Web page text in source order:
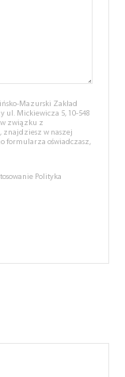
Mazurski Zakład
ul. Mickiewicza 5, 10-548
w związku z
znajdziesz w naszej
formularza oświadczasz,
Polityka